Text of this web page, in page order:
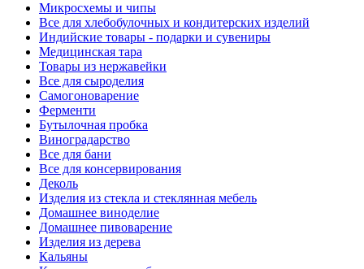
Микросхемы и чипы
Все для хлебобулочных и кондитерских изделий
Индийские товары - подарки и сувениры
Медицинская тара
Товары из нержавейки
Все для сыроделия
Самогоноварение
Ферменти
Бутылочная пробка
Виноградарство
Все для бани
Все для консервирования
Деколь
Изделия из стекла и стеклянная мебель
Домашнее виноделие
Домашнее пивоварение
Изделия из дерева
Кальяны